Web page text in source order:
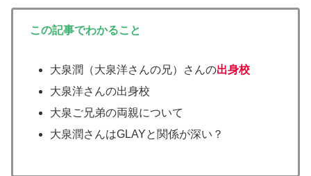
この記事でわかること
大泉潤（大泉洋さんの兄）さんの出身校
大泉洋さんの出身校
大泉ご兄弟の両親について
大泉潤さんはGLAYと関係が深い？